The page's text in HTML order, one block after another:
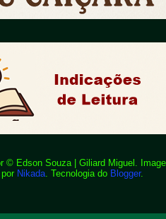
© Edson Souza | Giliard Miguel.
Nikada. Tecnologia do Blogger.